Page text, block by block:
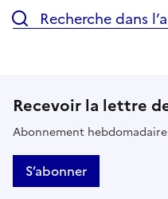
Recherche dans
Recevoir la lettre
Abonnement
S’abonner